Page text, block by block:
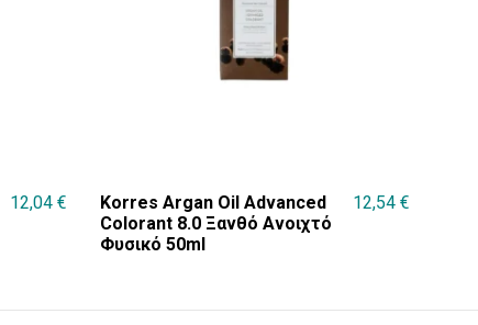
12,04 €
Korres Argan Oil Advanced
Colorant 8.0 Ξανθό Ανοιχτό
Φυσικό 50ml
12,54 €